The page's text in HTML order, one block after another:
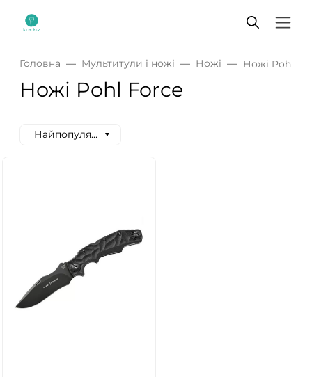
Головна Мультитули і ножі Ножі Ножі Pohl
Ножі Pohl Force
Найпопулярніші спочатку